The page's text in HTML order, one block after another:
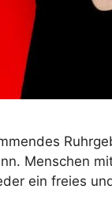
Menschen
ein freies